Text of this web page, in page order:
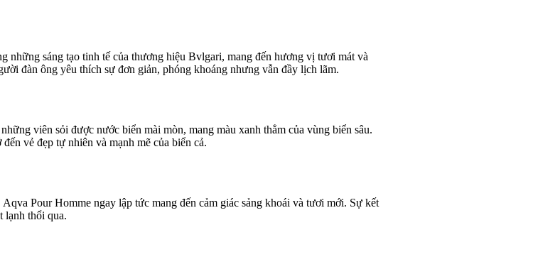
sáng tạo tinh tế của thương hiệu Bvlgari, mang đến hương vị tươi mát và
đàn ông yêu thích sự đơn giản, phóng khoáng nhưng vẫn đầy lịch lãm.
viên sỏi được nước biển mài mòn, mang màu xanh thẳm của vùng biển sâu.
vẻ đẹp tự nhiên và mạnh mẽ của biển cả.
Pour Homme ngay lập tức mang đến cảm giác sảng khoái và tươi mới. Sự kết
lạnh thổi qua.